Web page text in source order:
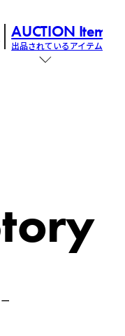
AUCTION Items
出品されているアイテム